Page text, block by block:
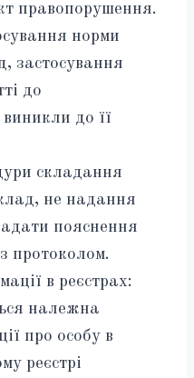
правопорушення.
норми
застосування
до
до її
складання
не надання
пояснення
протоколом.
в реєстрах:
належна
про особу в
реєстрі